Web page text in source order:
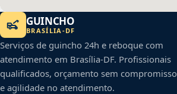
GUINCHO
BRASÍLIA -DF
Serviços de guincho 24h e reboque com
atendimento em Brasília-DF. Profissionais
qualificados, orçamento sem compromisso
e agilidade no atendimento.